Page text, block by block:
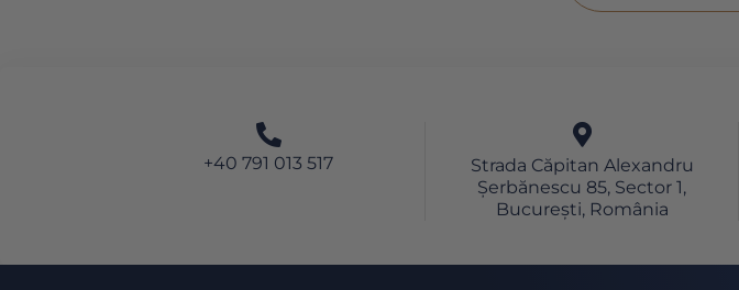
+40 791 013 517
Strada Căpitan Alexandru
Șerbănescu 85, Sector 1,
București, România